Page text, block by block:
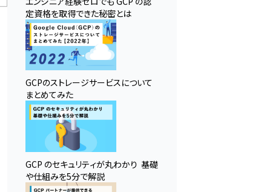
定資格を取得できた秘密とは
GCPのストレージサービスについて
まとめてみた
GCP のセキュリティが丸わかり 基礎
や仕組みを5分で解説